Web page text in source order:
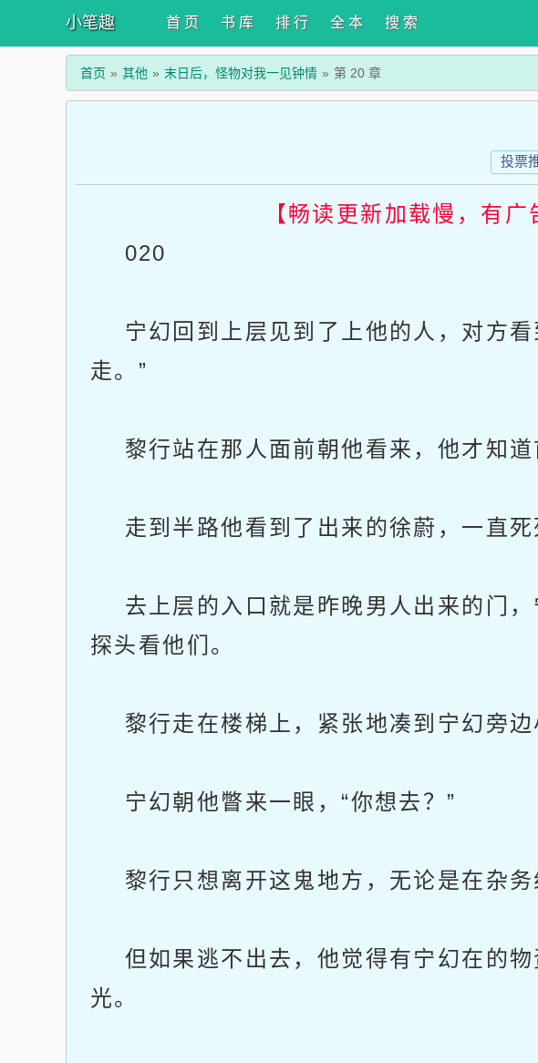
小笔趣 首 页 书 库 排 行 全 本 搜 索
首页 其他 末日后，怪物对我一见钟情 第 20 章
投票
【畅读更新加载慢，有
020
宁幻回到上层见到了上他的人，对方看
走。”
黎行站在那人面前朝他看来，他才知道
走到半路他看到了出来的徐蔚，一直死
去上层的入口就是昨晚男人出来的门，
探头看他们。
黎行走在楼梯上，紧张地凑到宁幻旁边
宁幻朝他瞥来一眼，“你想去？”
黎行只想离开这鬼地方，无论是在杂务
但如果逃不出去，他觉得有宁幻在的物
光。